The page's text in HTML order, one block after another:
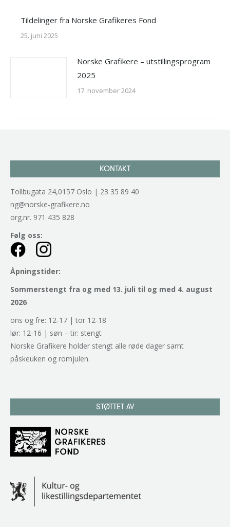
Tildelinger fra Norske Grafikeres Fond
25. juni 2025
Norske Grafikere – utstillingsprogram
2025
17. november 2024
KONTAKT
Tollbugata 24,0157 Oslo | 23 35 89 40
ng@norske-grafikere.no
org.nr. 971 435 828
Følg oss:
Åpningstider:
Sommerstengt fra og med 13. juli til og med 4. august
2026
ons og fre: 12-17 | tor 12-18
lør: 12-16 | søn – tir: stengt
Norske Grafikere holder stengt alle røde dager samt
påskeuken og romjulen.
STØTTET AV